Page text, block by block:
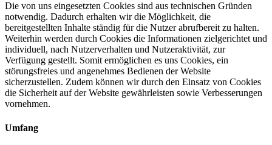
Die von uns eingesetzten Cookies sind aus technischen Gründen
notwendig. Dadurch erhalten wir die Möglichkeit, die
bereitgestellten Inhalte ständig für die Nutzer abrufbereit zu halten.
Weiterhin werden durch Cookies die Informationen zielgerichtet und
individuell, nach Nutzerverhalten und Nutzeraktivität, zur
Verfügung gestellt. Somit ermöglichen es uns Cookies, ein
störungsfreies und angenehmes Bedienen der Website
sicherzustellen. Zudem können wir durch den Einsatz von Cookies
die Sicherheit auf der Website gewährleisten sowie Verbesserungen
vornehmen.
Umfang